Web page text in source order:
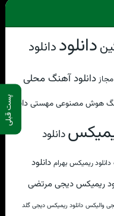
پست قبلی
دانلوددانلود
دانلود آهنگ محلی
هوش مصنوعی مهستیدانلود
دانلود
دانلود ریمیکس بهرام دانلود
ریمیکس دیجی مرتضی
والیکس دانلود ریمیکس دیجی گلد